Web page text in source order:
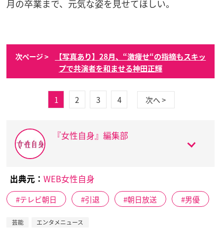
月の卒業まで、元気な姿を見せてほしい。
次ページ >
【写真あり】28月、“激痩せ“の指摘もスキッ
プで共演者を和ませる神田正輝
1 2 3 4 次へ >
『女性自身』編集部
出典元： WEB女性自身
テレビ朝日 引退 朝日放送 男優
芸能 エンタメニュース